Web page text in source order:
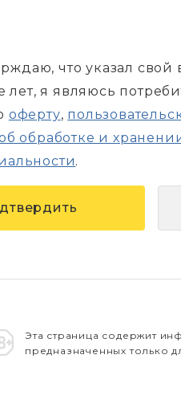
что указал свой
лет, я являюсь
оферту,
обработке и
.
Эта страница содержит
предназначенных только